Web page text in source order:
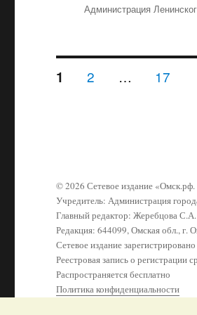
Рубрики
Администрация
Навигация
СТРАНИЦА
1 СТРАНИЦА
2 …
17
© 2026 Сетевое издание
Учредитель: Администрация
Главный редактор: Жеребцова С.А.
Редакция: 644099, Омская обл., г.
Сетевое издание
Реестровая запись о
Распространяется бесплатно
Политика конфиденциальности